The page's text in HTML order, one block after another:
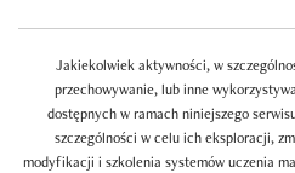
Jakiekolwiek aktywności, w
przechowywanie, lub inne
dostępnych w ramach niniejszego
szczególności w celu ich eksploracji,
modyfikacji i szkolenia systemów uczenia